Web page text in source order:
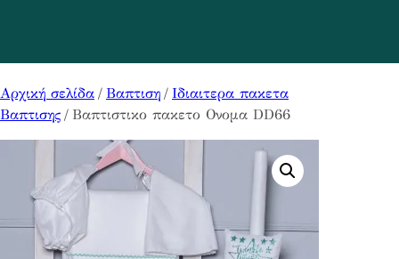
Αρχική σελίδα / Βαπτιση / Ιδιαιτερα πακετα
Βαπτισης / Βαπτιστικο πακετο Ονομα DD66